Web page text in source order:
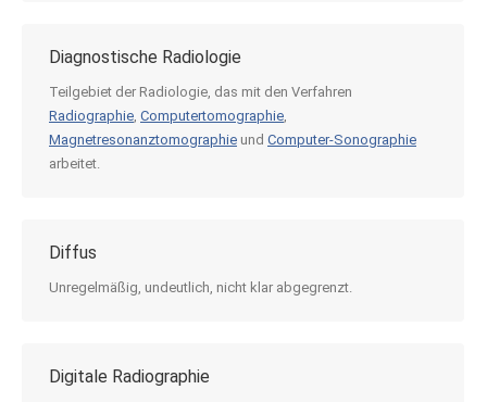
Diagnostische Radiologie
Teilgebiet der Radiologie, das mit den Verfahren
Radiographie, Computertomographie,
Magnetresonanztomographie und Computer-Sonographie
arbeitet.
Diffus
Unregelmäßig, undeutlich, nicht klar abgegrenzt.
Digitale Radiographie